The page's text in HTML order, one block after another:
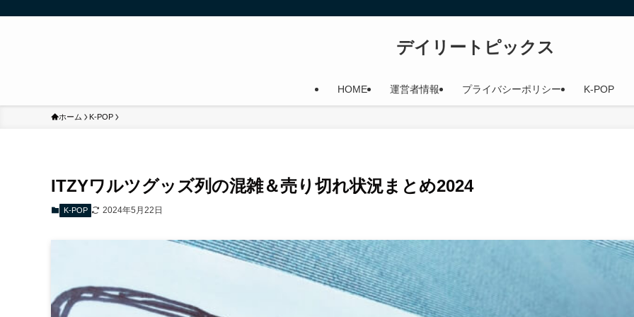
デイリートピックス
HOME 運営者情報 プライバシーポリシー K-POP
ホーム K-POP
ITZYワルツグッズ列の混雑＆売り切れ状況まとめ2024
K-POP 2024年5月22日